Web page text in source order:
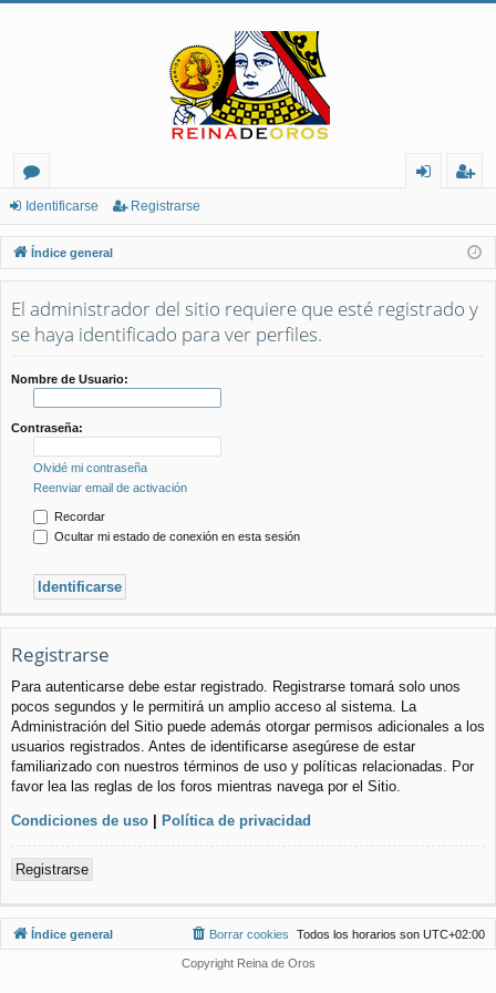
or
os
nt
ifi
ca
ist
ra
rs
Identificarse Registrarse
Índice general
El administrador del sitio requiere que esté registrado y
se haya identificado para ver perfiles.
Nombre de Usuario:
Contraseña:
Olvidé mi contraseña
Reenviar email de activación
Recordar
Ocultar mi estado de conexión en esta sesión
Registrarse
Para autenticarse debe estar registrado. Registrarse tomará solo unos
pocos segundos y le permitirá un amplio acceso al sistema. La
Administración del Sitio puede además otorgar permisos adicionales a los
usuarios registrados. Antes de identificarse asegúrese de estar
familiarizado con nuestros términos de uso y políticas relacionadas. Por
favor lea las reglas de los foros mientras navega por el Sitio.
Condiciones de uso | Política de privacidad
Registrarse
Índice general Todos los horarios son UTC+02:00
Borrar cookies
Copyright Reina de Oros